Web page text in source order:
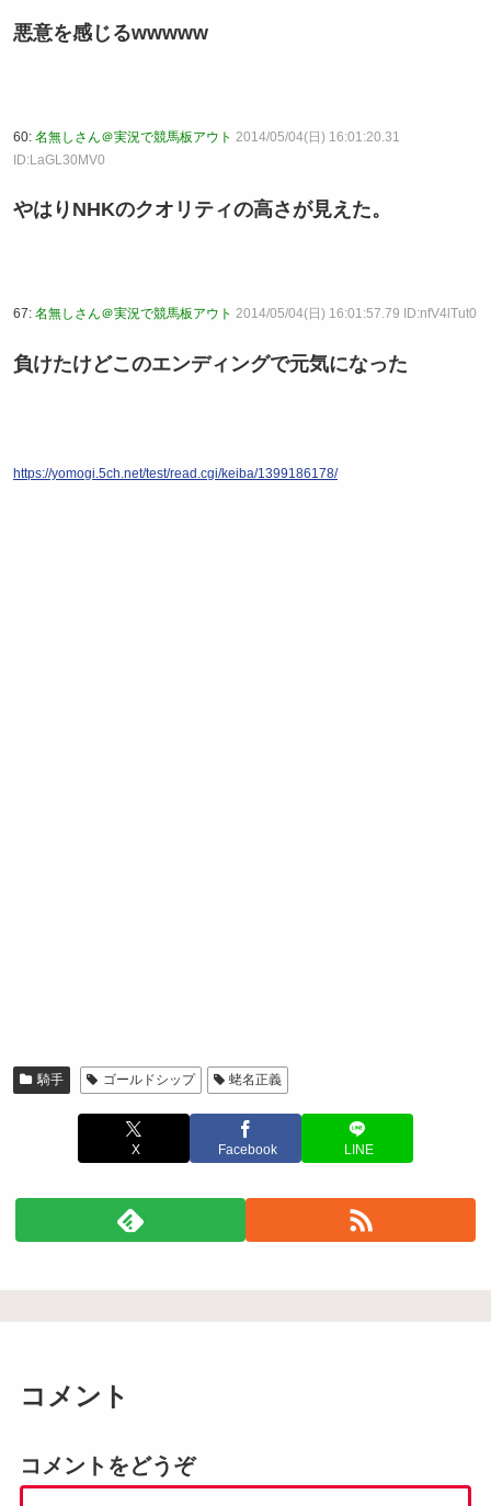
悪意を感じるwwwww
60: 名無しさん＠実況で競馬板アウト 2014/05/04(日) 16:01:20.31
ID:LaGL30MV0
やはりNHKのクオリティの高さが見えた。
67: 名無しさん＠実況で競馬板アウト 2014/05/04(日) 16:01:57.79 ID:nfV4lTut0
負けたけどこのエンディングで元気になった
https://yomogi.5ch.net/test/read.cgi/keiba/1399186178/
騎手 ゴールドシップ 蛯名正義
X Facebook LINE
コメント
コメントをどうぞ